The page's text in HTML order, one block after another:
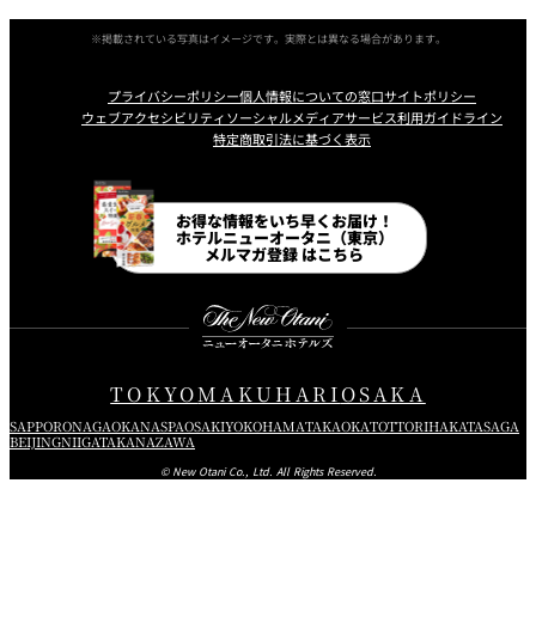
※掲載されている写真はイメージです。実際とは異なる場合があります。
プライバシーポリシー個人情報についての窓口サイトポリシー
ウェブアクセシビリティソーシャルメディアサービス利用ガイドライン
特定商取引法に基づく表示
お得な情報をいち早くお届け！
ホテルニューオータニ（東京）
メルマガ登録 はこちら
TOKYOMAKUHARIOSAKA
SAPPORONAGAOKANASPAOSAKIYOKOHAMATAKAOKATOTTORIHAKATASAGA
BEIJINGNIIGATAKANAZAWA
© New Otani Co., Ltd. All Rights Reserved.